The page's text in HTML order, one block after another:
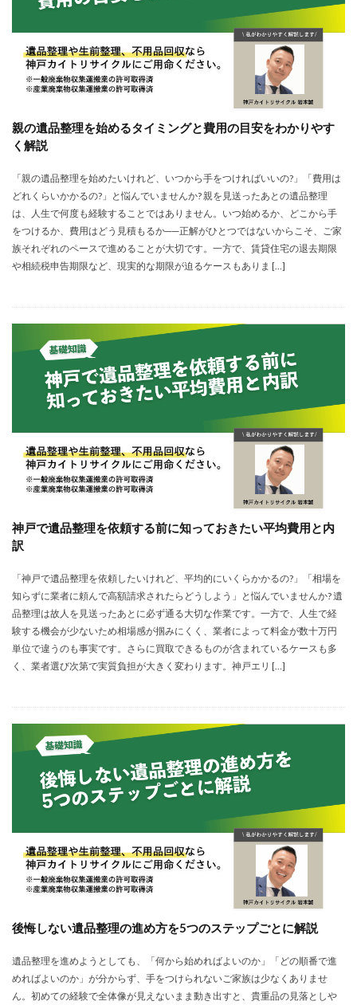
親の遺品整理を始めるタイミングと費用の目安をわかりやす
く解説
「親の遺品整理を始めたいけれど、いつから手をつければいいの?」「費用は
どれくらいかかるの?」と悩んでいませんか? 親を見送ったあとの遺品整理
は、人生で何度も経験することではありません。いつ始めるか、どこから手
をつけるか、費用はどう見積もるか──正解がひとつではないからこそ、ご家
族それぞれのペースで進めることが大切です。一方で、賃貸住宅の退去期限
や相続税申告期限など、現実的な期限が迫るケースもありま […]
神戸で遺品整理を依頼する前に知っておきたい平均費用と内
訳
「神戸で遺品整理を依頼したいけれど、平均的にいくらかかるの?」「相場を
知らずに業者に頼んで高額請求されたらどうしよう」と悩んでいませんか? 遺
品整理は故人を見送ったあとに必ず通る大切な作業です。一方で、人生で経
験する機会が少ないため相場感が掴みにくく、業者によって料金が数十万円
単位で違うのも事実です。さらに買取できるものが含まれているケースも多
く、業者選び次第で実質負担が大きく変わります。神戸エリ […]
後悔しない遺品整理の進め方を5つのステップごとに解説
遺品整理を進めようとしても、「何から始めればよいのか」「どの順番で進
めればよいのか」が分からず、手をつけられないご家族は少なくありませ
ん。初めての経験で全体像が見えないまま動き出すと、貴重品の見落としや